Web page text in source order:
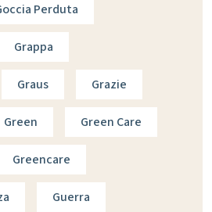
Perduta
Grappa
Graus Grazie
Green Green Care
Greencare
Guerra